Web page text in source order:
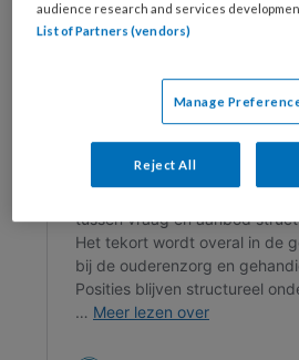
audience research and services
List of Partners (vendors)
Manage
Reject All